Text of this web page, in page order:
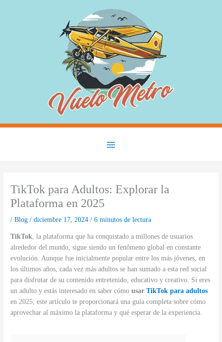
TikTok para Adultos: Explorar la
Plataforma en 2025
/Blog /diciembre 17, 2024/6 minutos de lectura
TikTok, la plataforma que ha conquistado a millones de usuarios
alrededor del mundo, sigue siendo un fenómeno global en constante
evolución. Aunque fue inicialmente popular entre los más jóvenes, en
los últimos años, cada vez más adultos se han sumado a esta red social
para disfrutar de su contenido entretenido, educativo y creativo. Si eres
un adulto y estás interesado en saber cómousarTikTok para adultos
en 2025, este artículo te proporcionará una guía completa sobre cómo
aprovechar al máximo la plataforma y qué esperar de la experiencia.